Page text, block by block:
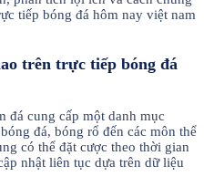
tiếp bóng đá hôm nay việt nam
trên trực tiếp bóng đá
đá cung cấp một danh mục
đá, bóng rổ đến các môn thể
có thể đặt cược theo thời gian
nhật liên tục dựa trên dữ liệu